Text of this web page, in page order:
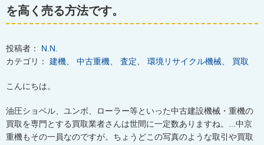
を高く売る方法です。
投稿者： N.N.
カテゴリ： 建機 中古重機 査定 環境リサイクル機械 買取
こんにちは。
油圧ショベル、ユンボ、ローラー等といった中古建設機械・重機の
買取を専門とする買取業者さんは世間に一定数ありますね。...中京
重機もその一員なのですが。ちょうどこの写真のような取引や買取